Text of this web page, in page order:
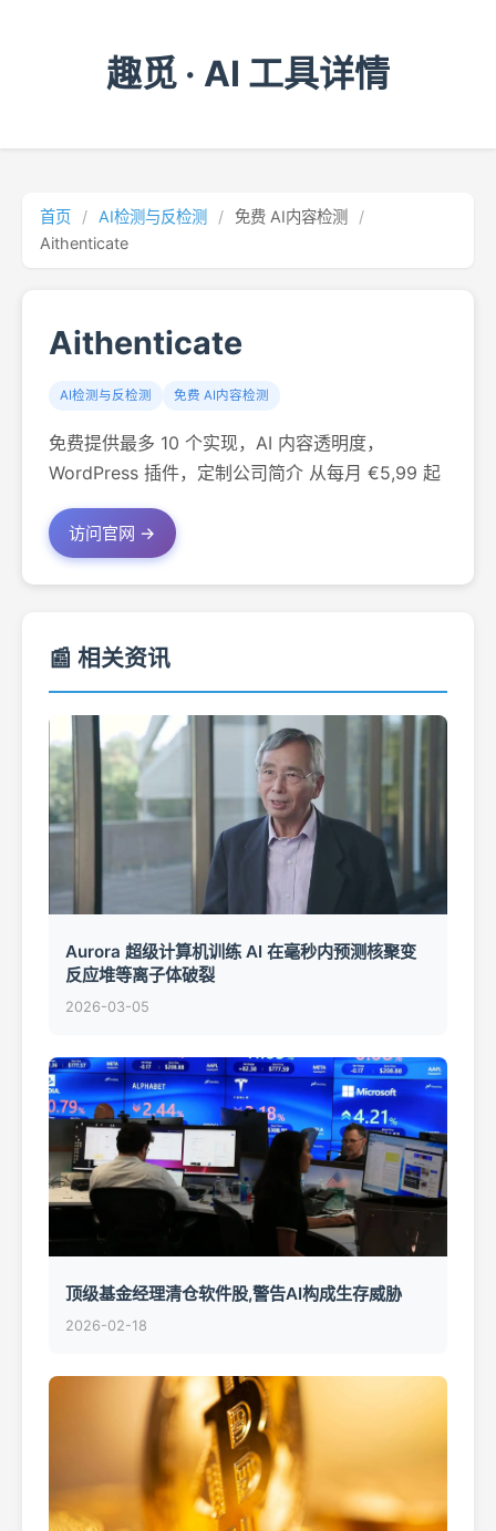
趣觅 · AI 工具详情
首页 / AI检测与反检测 / 免费 AI内容检测
/
Aithenticate
Aithenticate
AI检测与反检测 免费 AI内容检测
免费提供最多 10 个实现，AI 内容透明度，
WordPress 插件，定制公司简介 从每月 €5,99 起
访问官网 →
📰 相关资讯
Aurora 超级计算机训练 AI 在毫秒内预测核聚变
反应堆等离子体破裂
2026-03-05
顶级基金经理清仓软件股,警告AI构成生存威胁
2026-02-18